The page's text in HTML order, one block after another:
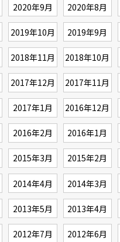
2020年9月 2020年8月
2019年10月 2019年9月
2018年11月 2018年10月
2017年12月 2017年11月
2017年1月 2016年12月
2016年2月 2016年1月
2015年3月 2015年2月
2014年4月 2014年3月
2013年5月 2013年4月
2012年7月 2012年6月